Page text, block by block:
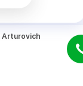
Arturovich